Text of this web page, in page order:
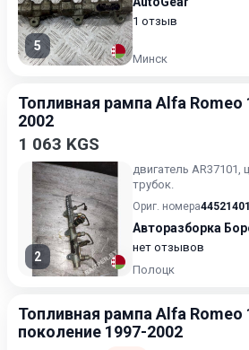
5
1 отзыв
Минск
Топливная рампа Alfa Romeo
2002
1 063 KGS
2
двигатель AR37101,
трубок.
Ориг. номера
Авторазборка
нет отзывов
Полоцк
Топливная рампа Alfa Romeo
поколение 1997-2002